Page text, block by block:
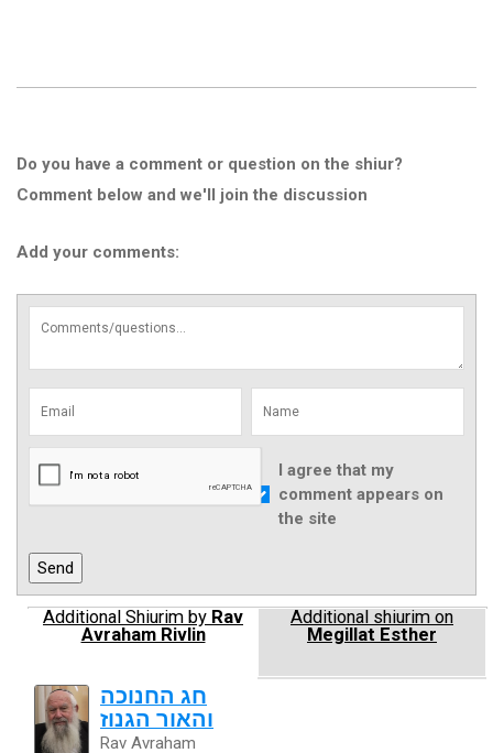
Do you have a comment or question on the shiur?
Comment below and we'll join the discussion
Add your comments:
I agree that my
comment appears on
the site
Additional Shiurim by Rav
Avraham Rivlin
Additional shiurim on
Megillat Esther
חג החנוכה
והאור הגנוז
Rav Avraham